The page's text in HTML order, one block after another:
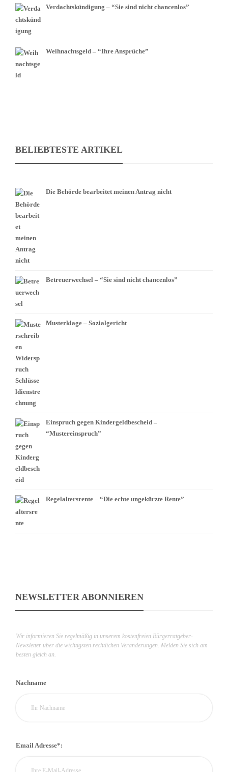
Verdachtskündigung – “Sie sind nicht chancenlos”
Weihnachtsgeld – “Ihre Ansprüche”
BELIEBTESTE ARTIKEL
Die Behörde bearbeitet meinen Antrag nicht
Betreuerwechsel – “Sie sind nicht chancenlos”
Musterklage – Sozialgericht
Einspruch gegen Kindergeldbescheid –
“Mustereinspruch”
Regelaltersrente – “Die echte ungekürzte Rente”
NEWSLETTER ABONNIEREN
Wir informieren Sie regelmäßig in unserem kostenfreien Bürgerratgeber-
Newsletter über die wichtigsten rechtlichen Veränderungen. Melden Sie sich am
besten gleich an.
Nachname
Email Adresse*: